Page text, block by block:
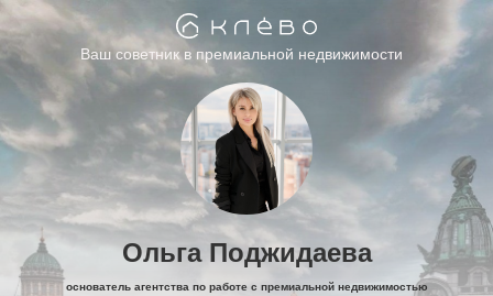
Ваш советник в премиальной недвижимости
Ольга Поджидаева
основатель агентства по работе с премиальной недвижимостью